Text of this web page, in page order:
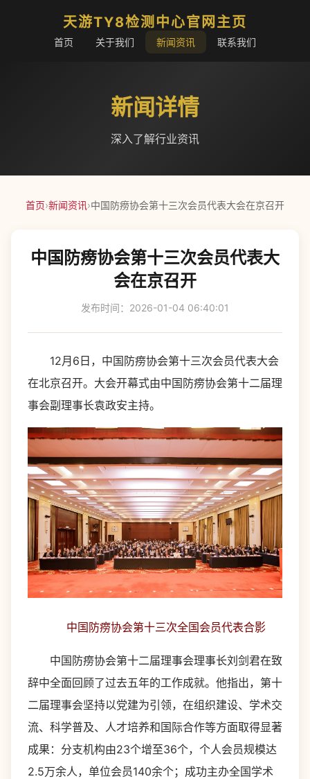
天游TY8检测中心官网主页
首页 关于我们 新闻资讯 联系我们
新闻详情
深入了解行业资讯
首页›新闻资讯›中国防痨协会第十三次会员代表大会在京召开
中国防痨协会第十三次会员代表大
会在京召开
发布时间：2026-01-04 06:40:01
12月6日，中国防痨协会第十三次会员代表大会
在北京召开。大会开幕式由中国防痨协会第十二届理
事会副理事长袁政安主持。
中国防痨协会第十三次全国会员代表合影
中国防痨协会第十二届理事会理事长刘剑君在致
辞中全面回顾了过去五年的工作成就。他指出，第十
二届理事会坚持以党建为引领，在组织建设、学术交
流、科学普及、人才培养和国际合作等方面取得显著
成果：分支机构由23个增至36个，个人会员规模达
2.5万余人，单位会员140余个；成功主办全国学术